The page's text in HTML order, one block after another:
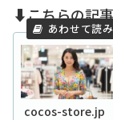
⬇️こちらの記
cocos-store.jp